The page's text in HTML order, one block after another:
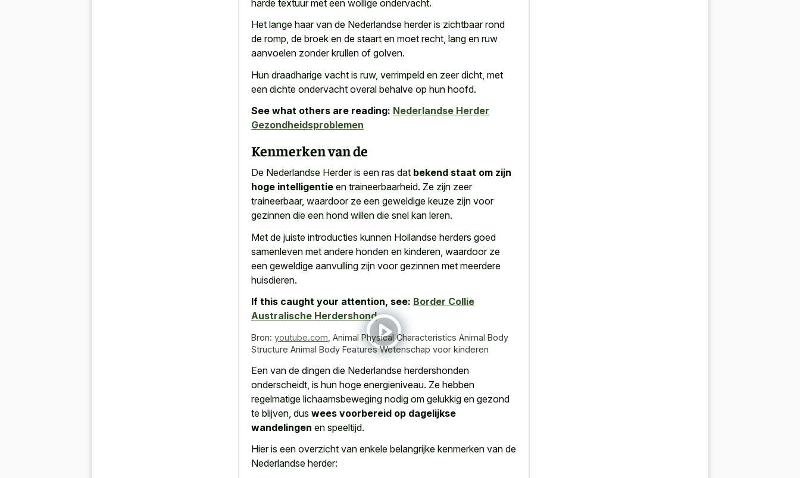
harde textuur met een wollige ondervacht.
Het lange haar van de Nederlandse herder is zichtbaar rond
de romp, de broek en de staart en moet recht, lang en ruw
aanvoelen zonder krullen of golven.
Hun draadharige vacht is ruw, verrimpeld en zeer dicht, met
een dichte ondervacht overal behalve op hun hoofd.
See what others are reading: Nederlandse Herder
Gezondheidsproblemen
Kenmerken van de
De Nederlandse Herder is een ras dat bekend staat om zijn
hoge intelligentie en traineerbaarheid. Ze zijn zeer
traineerbaar, waardoor ze een geweldige keuze zijn voor
gezinnen die een hond willen die snel kan leren.
Met de juiste introducties kunnen Hollandse herders goed
samenleven met andere honden en kinderen, waardoor ze
een geweldige aanvulling zijn voor gezinnen met meerdere
huisdieren.
If this caught your attention, see: Border Collie
Australische Herdershond
Bron: youtube.com Animal Physical Characteristics Animal Body
Structure Animal Body Features Wetenschap voor kinderen
Een van de dingen die Nederlandse herdershonden
onderscheidt, is hun hoge energieniveau. Ze hebben
regelmatige lichaamsbeweging nodig om gelukkig en gezond
te blijven, dus wees voorbereid op dagelijkse
wandelingen en speeltijd.
Hier is een overzicht van enkele belangrijke kenmerken van de
Nederlandse herder: